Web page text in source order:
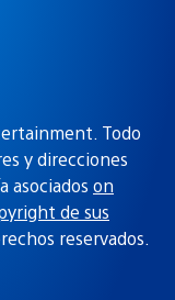
Todo
y direcciones
asociados on
de sus
reservados.